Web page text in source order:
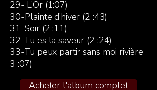
29- L’Or (1:07)
30-Plainte d’hiver (2 :43)
31-Soir (2 :11)
32-Tu es la saveur (2 :24)
33-Tu peux partir sans moi rivière
3 :07)
Acheter l'album complet